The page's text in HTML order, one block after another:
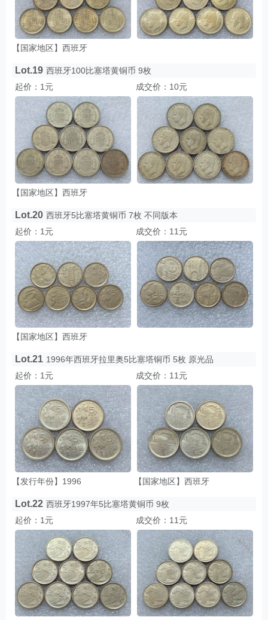
【国家地区】西班牙
Lot.19 西班牙100比塞塔黄铜币 9枚
起价：1元
成交价：10元
【国家地区】西班牙
Lot.20 西班牙5比塞塔黄铜币 7枚 不同版本
起价：1元
成交价：11元
【国家地区】西班牙
Lot.21 1996年西班牙拉里奥5比塞塔铜币 5枚 原光品
起价：1元
成交价：11元
【发行年份】1996 【国家地区】西班牙
Lot.22 西班牙1997年5比塞塔黄铜币 9枚
起价：1元
成交价：11元